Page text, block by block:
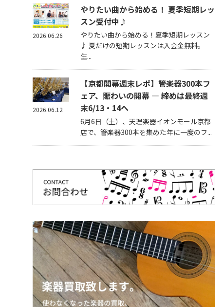
やりたい曲から始める！ 夏季短期レッ
スン受付中♪
やりたい曲から始める！夏季短期レッスン
♪ 夏だけの短期レッスンは入会金無料。
生...
2026.06.26
【京都開幕週末レポ】管楽器300本フ
ェア、賑わいの開幕 — 締めは最終週
末6/13・14へ
6月6日（土）、天理楽器イオンモール京都
店で、管楽器300本を集めた年に一度のフ...
2026.06.12